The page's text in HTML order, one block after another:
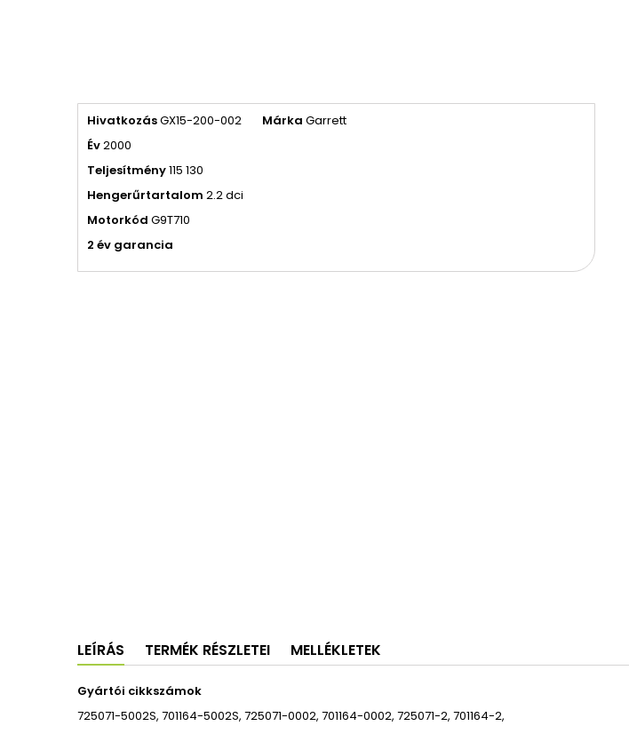
HivatkozásGX15-200-002 Márka Garrett
Év2000
Teljesítmény115 130
Hengerűrtartalom 2.2 dci
Motorkód G9T710
2 év garancia
LEÍRÁS TERMÉK RÉSZLETEI MELLÉKLETEK
Gyártói cikkszámok
725071-5002S, 701164-5002S, 725071-0002, 701164-0002, 725071-2, 701164-2,